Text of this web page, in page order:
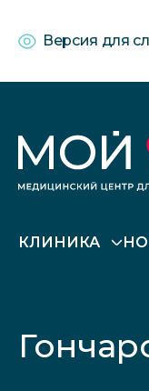
Версия для
КЛИНИКА